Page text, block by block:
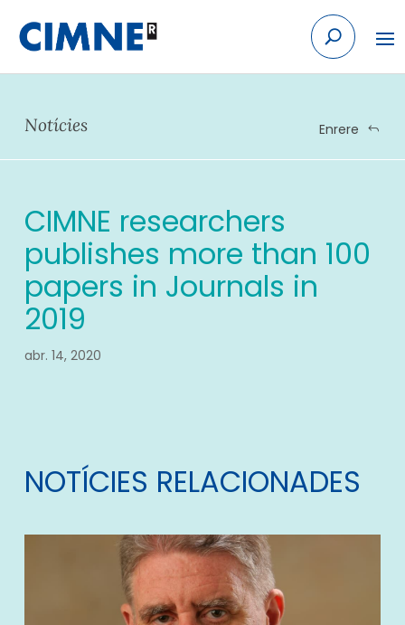
content
Notícies Enrere
CIMNE researchers
publishes more than 100
papers in Journals in
2019
abr. 14, 2020
NOTÍCIES RELACIONADES